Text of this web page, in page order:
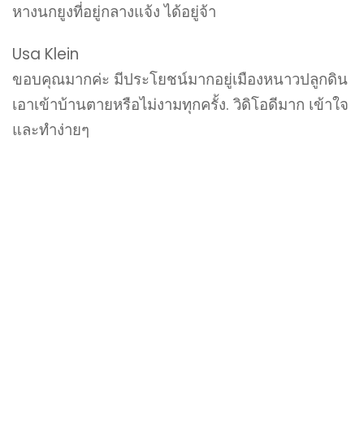
หางนกยูงที่อยู่กลางแจ้ง ได้อยู่จ้า
Usa Klein
ขอบคุณมากค่ะ มีประโยชน์มากอยู่เมืองหนาวปลูกดิน
เอาเข้าบ้านตายหรือไม่งามทุกครั้ง. วิดิโอดีมาก เข้าใจ
และทำง่ายๆ